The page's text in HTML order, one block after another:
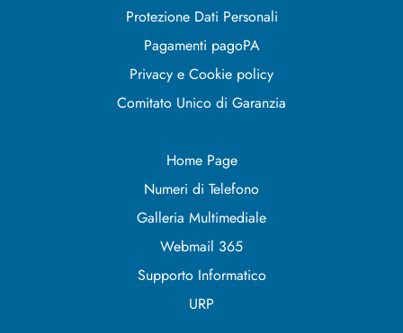
Protezione Dati Personali
Pagamenti pagoPA
Privacy e Cookie policy
Comitato Unico di Garanzia
Home Page
Numeri di Telefono
Galleria Multimediale
Webmail 365
Supporto Informatico
URP